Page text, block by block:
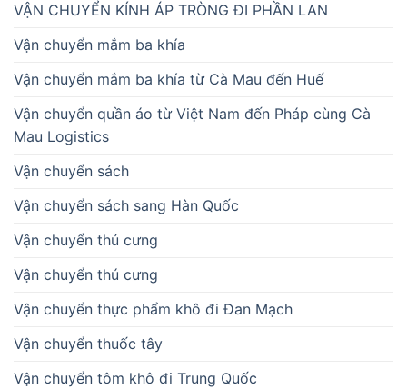
VẬN CHUYỂN KÍNH ÁP TRÒNG ĐI PHẦN LAN
Vận chuyển mắm ba khía
Vận chuyển mắm ba khía từ Cà Mau đến Huế
Vận chuyển quần áo từ Việt Nam đến Pháp cùng Cà
Mau Logistics
Vận chuyển sách
Vận chuyển sách sang Hàn Quốc
Vận chuyển thú cưng
Vận chuyển thú cưng
Vận chuyển thực phẩm khô đi Đan Mạch
Vận chuyển thuốc tây
Vận chuyển tôm khô đi Trung Quốc